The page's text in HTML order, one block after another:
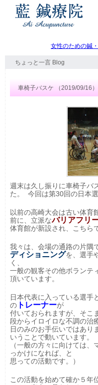
ちょっと一言 Blog
車椅子バスケ （2019/09/16）
週末は久し振りに車椅子バ
た。 今回は第30回の日本
以前の高崎大会は古い体育
前に、立派なバリアフリ
体育館が新設され、こちら
我々は、会場の通路の片隅
ディショニングを、選手
く、
一般の観客その他ボランテ
頂いています。
日本代表に入っている選手
の トレーナーが
付いておられますが、そこ
段からイロイロな不調の治
日のみのお手伝いではあり
いうことで動いています。
（一般の方々に向けては
っかけになれば、と
思っての活動です。）
この活動を始めて確か５年